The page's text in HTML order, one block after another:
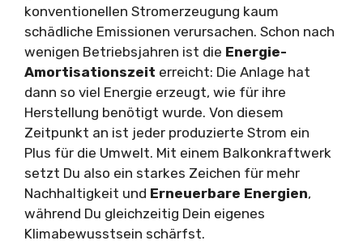
konventionellen Stromerzeugung kaum
schädliche Emissionen verursachen. Schon nach
wenigen Betriebsjahren ist die Energie-
Amortisationszeit erreicht: Die Anlage hat
dann so viel Energie erzeugt, wie für ihre
Herstellung benötigt wurde. Von diesem
Zeitpunkt an ist jeder produzierte Strom ein
Plus für die Umwelt. Mit einem Balkonkraftwerk
setzt Du also ein starkes Zeichen für mehr
Nachhaltigkeit und Erneuerbare Energien,
während Du gleichzeitig Dein eigenes
Klimabewusstsein schärfst.